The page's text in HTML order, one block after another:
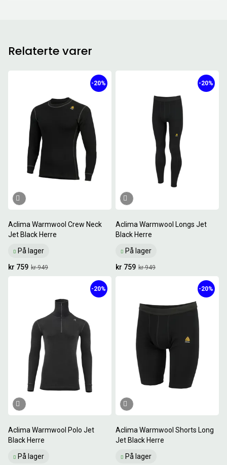
Relaterte varer
Aclima Warmwool Crew Neck
Jet Black Herre
På lager
-20%
kr 949
kr 759
Aclima Warmwool Longs Jet
Black Herre
På lager
-20%
kr 949
kr 759
Aclima Warmwool Polo Jet
Black Herre
På lager
-20%
Aclima Warmwool Shorts Long
Jet Black Herre
På lager
-20%